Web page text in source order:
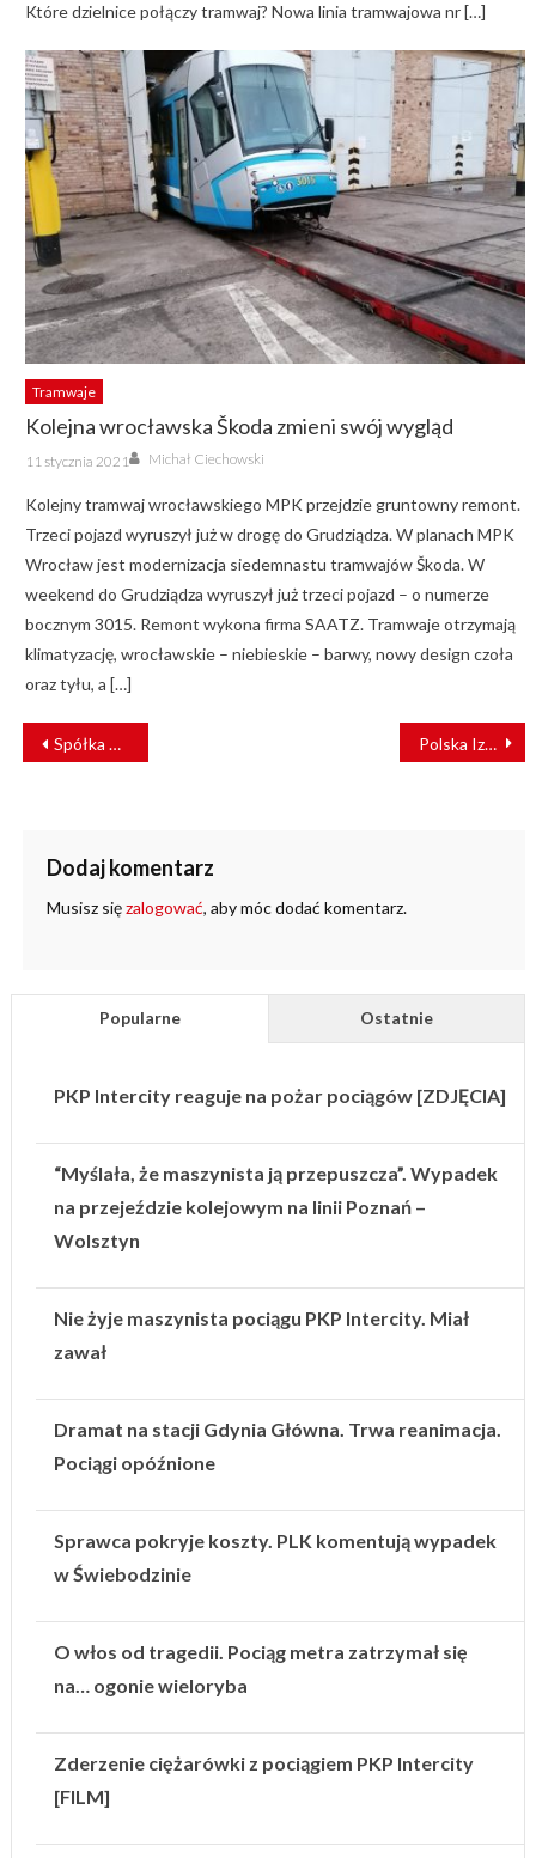
Które dzielnice połączy tramwaj? Nowa linia tramwajowa nr […]
Tramwaje
Kolejna wrocławska Škoda zmieni swój wygląd
Posted
on
11 stycznia 2021 Author
Michał Ciechowski
Kolejny tramwaj wrocławskiego MPK przejdzie gruntowny remont.
Trzeci pojazd wyruszył już w drogę do Grudziądza. W planach MPK
Wrocław jest modernizacja siedemnastu tramwajów Škoda. W
weekend do Grudziądza wyruszył już trzeci pojazd – o numerze
bocznym 3015. Remont wykona firma SAATZ. Tramwaje otrzymają
klimatyzację, wrocławskie – niebieskie – barwy, nowy design czoła
oraz tyłu, a […]
NAWIGACJA
WPISU
Spółka PKP wybrała wykonawcę przebudowy dworca w Gąsocinie Polska Izba Kolei na targach TRAKO 2023 [ZDJĘCIA]
Dodaj komentarz
Musisz sięzalogować, aby móc dodać komentarz.
Popularne Ostatnie
PKP Intercity reaguje na pożar pociągów [ZDJĘCIA]
“Myślała, że maszynista ją przepuszcza”. Wypadek
na przejeździe kolejowym na linii Poznań –
Wolsztyn
Nie żyje maszynista pociągu PKP Intercity. Miał
zawał
Dramat na stacji Gdynia Główna. Trwa reanimacja.
Pociągi opóźnione
Sprawca pokryje koszty. PLK komentują wypadek
w Świebodzinie
O włos od tragedii. Pociąg metra zatrzymał się
na… ogonie wieloryba
Zderzenie ciężarówki z pociągiem PKP Intercity
[FILM]